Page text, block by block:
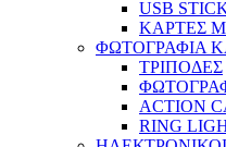
USB
ΚΑΡΤΕΣ
ΦΩΤΟΓΡΑΦΙΑ
ΤΡΙΠΟΔΕΣ
ACTION
RING